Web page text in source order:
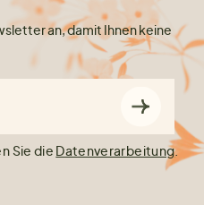
an, damit Ihnen keine
Sie die Datenverarbeitung.